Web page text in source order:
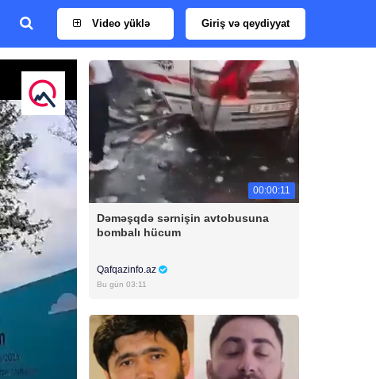
Video yüklə Giriş və qeydiyyat
00:00:11
Dəməşqdə sərnişin avtobusuna
bombalı hücum
Qafqazinfo.az
Bu gün 03:11